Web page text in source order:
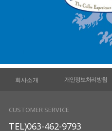
회사소개 개인정보처리방침
CUSTOMER SERVICE
TEL)063-462-9793